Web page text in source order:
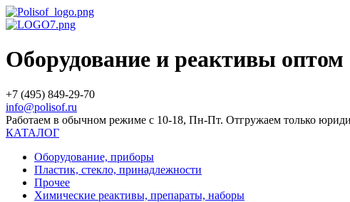
Оборудование и реактивы оптом
+7 (495) 849-29-70
info@polisof.ru
Работаем в обычном режиме с 10-18, Пн-Пт. Отгружаем только
КАТАЛОГ
Оборудование, приборы
Пластик, стекло, принадлежности
Прочее
Химические реактивы, препараты, наборы